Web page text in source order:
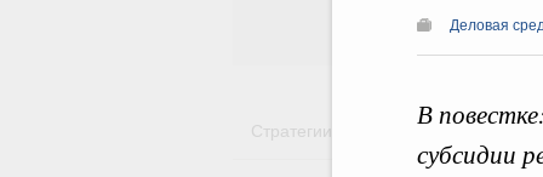
Деловая
В
субсидии
Стратегии Государственные